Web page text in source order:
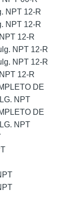
NPT 12-R
NPT 12-R
12-R
NPT 12-R
NPT 12-R
12-R
DE
NPT
DE
NPT